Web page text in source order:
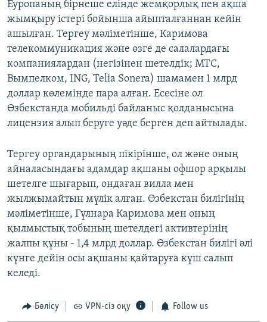
Еуропаның бірнеше елінде жемқорлық пен ақша
жымқыру істері бойынша айыпталғаннан кейін
ашылған. Тергеу мәліметінше, Каримова
телекоммуникация және өзге де салалардағы
компаниялардан (негізінен шетелдік; МТС,
Вымпелком, ING, Telia Sonera) шамамен 1 млрд
доллар көлемінде пара алған. Есесіне ол
Өзбекстанда мобильді байланыс қолданысына
лицензия алып беруге уәде берген деп айтылады.
Тергеу органдарының пікірінше, ол және оның
айналасындағы адамдар ақшаны офшор арқылы
шетелге шығарып, ондаған вилла мен
жылжымайтын мүлік алған. Өзбекстан билігінің
мәліметінше, Гүлнара Каримова мен оның
қылмыстық тобының шетелдегі активтерінің
жалпы құны - 1,4 млрд доллар. Өзбекстан билігі әлі
күнге дейін осы ақшаны қайтаруға күш салып
келеді.
Бөлісу VPN-сіз оқу Follow us